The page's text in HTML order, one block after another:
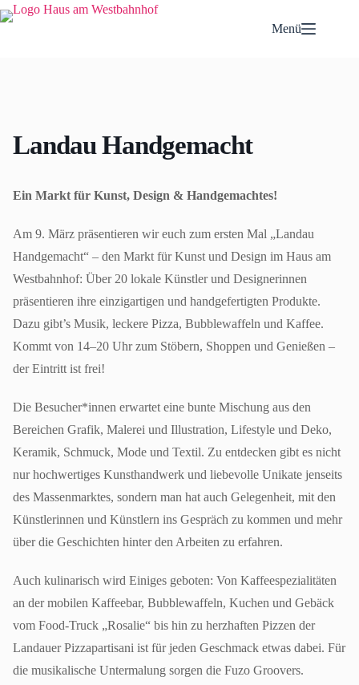
Zum
Inhalt
Menü
Landau Handgemacht
Ein Markt für Kunst, Design & Handgemachtes!
Am 9. März präsentieren wir euch zum ersten Mal „Landau
Handgemacht“ – den Markt für Kunst und Design im Haus am
Westbahnhof: Über 20 lokale Künstler und Designerinnen
präsentieren ihre einzigartigen und handgefertigten Produkte.
Dazu gibt’s Musik, leckere Pizza, Bubblewaffeln und Kaffee.
Kommt von 14–20 Uhr zum Stöbern, Shoppen und Genießen –
der Eintritt ist frei!
Die Besucher*innen erwartet eine bunte Mischung aus den
Bereichen Grafik, Malerei und Illustration, Lifestyle und Deko,
Keramik, Schmuck, Mode und Textil. Zu entdecken gibt es nicht
nur hochwertiges Kunsthandwerk und liebevolle Unikate jenseits
des Massenmarktes, sondern man hat auch Gelegenheit, mit den
Künstlerinnen und Künstlern ins Gespräch zu kommen und mehr
über die Geschichten hinter den Arbeiten zu erfahren.
Auch kulinarisch wird Einiges geboten: Von Kaffeespezialitäten
an der mobilen Kaffeebar, Bubblewaffeln, Kuchen und Gebäck
vom Food-Truck „Rosalie“ bis hin zu herzhaften Pizzen der
Landauer Pizzapartisani ist für jeden Geschmack etwas dabei. Für
die musikalische Untermalung sorgen die Fuzo Groovers.